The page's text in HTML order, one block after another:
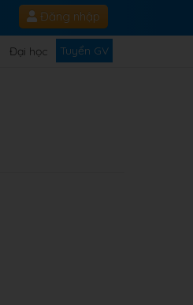
Đăng nhập
Đại học Tuyển GV